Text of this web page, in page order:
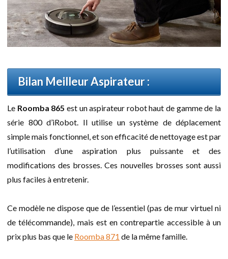
Bilan Meilleur Aspirateur :
Le Roomba 865 est un aspirateur robot haut de gamme de la
série 800 d’iRobot. Il utilise un système de déplacement
simple mais fonctionnel, et son efficacité de nettoyage est par
l’utilisation d’une aspiration plus puissante et des
modifications des brosses. Ces nouvelles brosses sont aussi
plus faciles à entretenir.
Ce modèle ne dispose que de l’essentiel (pas de mur virtuel ni
de télécommande), mais est en contrepartie accessible à un
prix plus bas que le Roomba 871 de la même famille.